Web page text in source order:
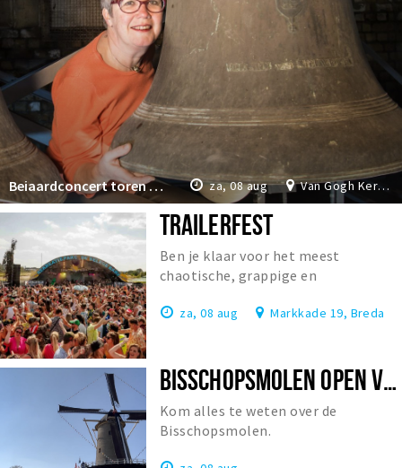
Van Gogh Kerk Etten-Leur
za, 08 aug
Beiaardconcert toren Van Gogh Kerk
TRAILERFEST
Ben je klaar voor het meest
chaotische, grappige en
Nederland?
za, 08 aug Markkade 19, Breda
BISSCHOPSMOLEN OPEN VOOR BEZOEK
Kom alles te weten over de
Bisschopsmolen.